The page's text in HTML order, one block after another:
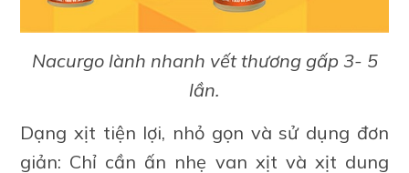
Nacurgo lành nhanh vết thương gấp 3- 5
lần.
Dạng xịt tiện lợi, nhỏ gọn và sử dụng đơn
giản: Chỉ cần ấn nhẹ van xịt và xịt dung